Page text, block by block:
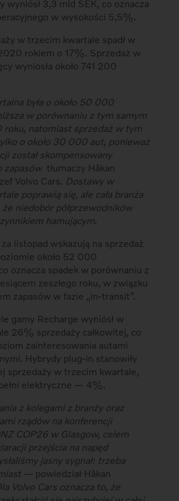
wyniósł 3,3 mld SEK, co oznacza
w wysokości 5,5%.
w trzecim kwartale spadł w
rokiem o 17%. Sprzedaż w
wyniosła około 741 200
była o około 50 000
w porównaniu z tym samym
natomiast sprzedaż w tym
o około 30 000 aut, ponieważ
został skompensowany
zapasów­ tłumaczy Håkan
Volvo Cars. Dostawy w
poprawią się, ale cała branża
że niedobór półprzewodników
hamującym.
listopad wskazują na sprzedaż
około 52 000
oznacza spadek w porównaniu z
zeszłego roku, w związku
zapasów w fazie „in-transit”.
gamy Recharge wyniósł w
26% sprzedaży całkowitej, co
zainteresowania autami
Hybrydy plug-in stanowiły
sprzedaży w trzecim kwartale,
elektryczne ― 4%.
z kolegami z branży oraz
rządów na konferencji
COP26 w Glasgow, celem
przejścia na napęd
jasny sygnał: trzeba
― powiedział Håkan
Volvo Cars oznacza to, że